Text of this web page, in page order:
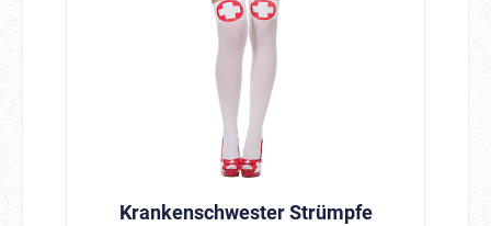
Krankenschwester Strümpfe